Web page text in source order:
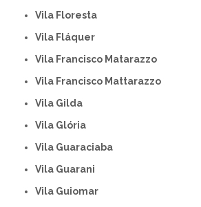
Vila Floresta
Vila Fláquer
Vila Francisco Matarazzo
Vila Francisco Mattarazzo
Vila Gilda
Vila Glória
Vila Guaraciaba
Vila Guarani
Vila Guiomar